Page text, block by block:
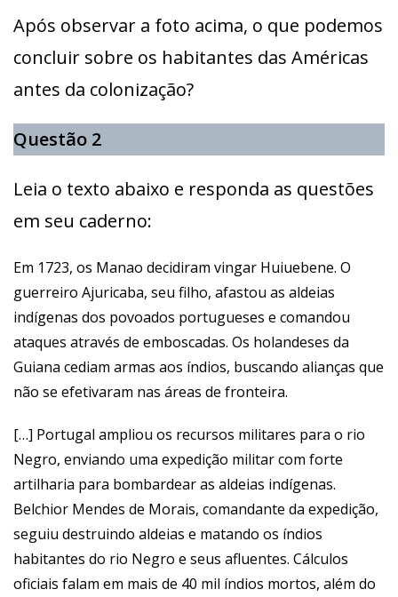
Após observar a foto acima, o que podemos
concluir sobre os habitantes das Américas
antes da colonização?
Questão 2
Leia o texto abaixo e responda as questões
em seu caderno:
Em 1723, os Manao decidiram vingar Huiuebene. O
guerreiro Ajuricaba, seu filho, afastou as aldeias
indígenas dos povoados portugueses e comandou
ataques através de emboscadas. Os holandeses da
Guiana cediam armas aos índios, buscando alianças que
não se efetivaram nas áreas de fronteira.
[…] Portugal ampliou os recursos militares para o rio
Negro, enviando uma expedição militar com forte
artilharia para bombardear as aldeias indígenas.
Belchior Mendes de Morais, comandante da expedição,
seguiu destruindo aldeias e matando os índios
habitantes do rio Negro e seus afluentes. Cálculos
oficiais falam em mais de 40 mil índios mortos, além do